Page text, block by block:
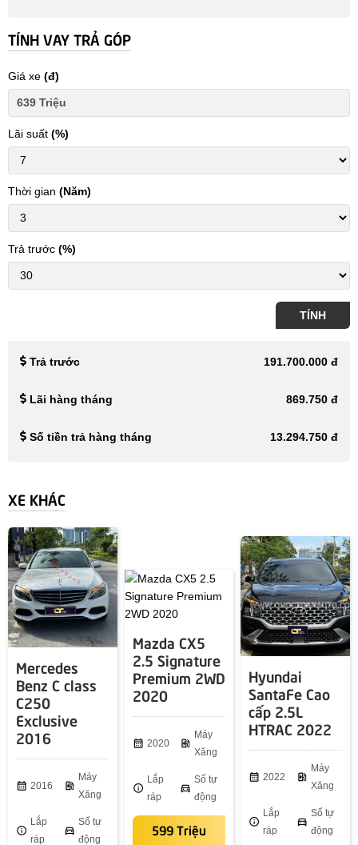
TÍNH VAY TRẢ GÓP
Giá xe (đ)
Lãi suất (%)
Thời gian (Năm)
Trả trước (%)
TÍNH
Trả trước 191.700.000 đ
Lãi hàng tháng 869.750 đ
Số tiền trả hàng tháng 13.294.750 đ
XE KHÁC
Mercedes
Benz C class
C250
Exclusive
2016
calendar_month 2016 ev_station
Máy
Xăng
info
Lắp
ráp
directions_car
Số tự
động
Mazda CX5
2.5 Signature
Premium 2WD
2020
calendar_month 2020 ev_station
Máy
Xăng
info
Lắp
ráp
directions_car
Số tự
động
599 Triệu
Hyundai
SantaFe Cao
cấp 2.5L
HTRAC 2022
calendar_month 2022 ev_station
Máy
Xăng
info
Lắp
ráp
directions_car
Số tự
động